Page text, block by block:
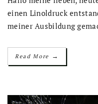
einen Linoldruck
meiner Ausbildung
Read More →